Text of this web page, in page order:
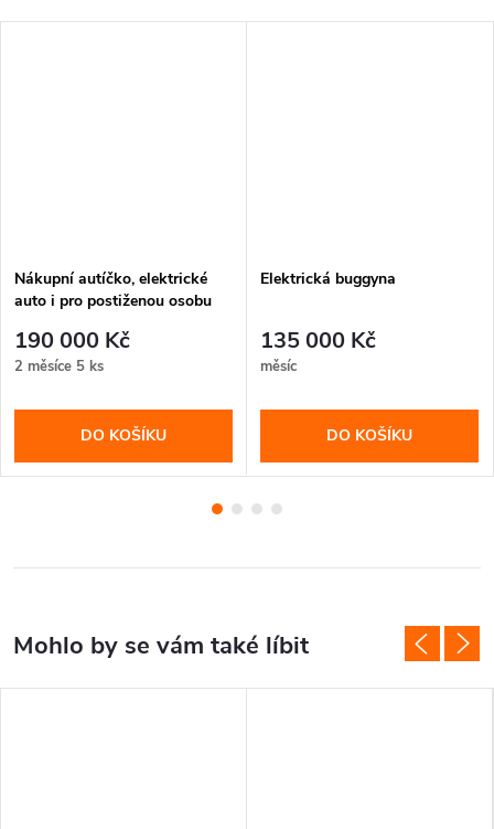
Nákupní autíčko, elektrické
auto i pro postiženou osobu
190 000 Kč
2 měsíce 5 ks
DO KOŠÍKU
Elektrická buggyna
135 000 Kč
měsíc
DO KOŠÍKU